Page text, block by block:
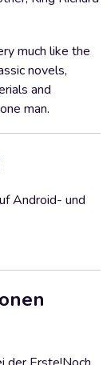
much like the
novels,
and
man.
Android- und